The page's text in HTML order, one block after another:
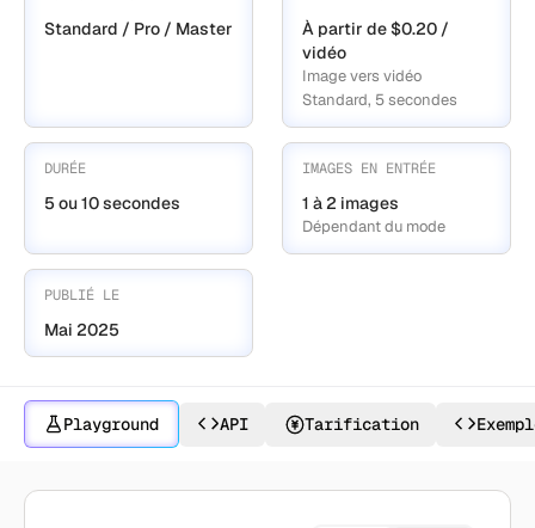
Standard / Pro / Master
À partir de $0.20 /
vidéo
Image vers vidéo
Standard, 5 secondes
DURÉE
5 ou 10 secondes
IMAGES EN ENTRÉE
1 à 2 images
Dépendant du mode
PUBLIÉ LE
Mai 2025
Playground API Tarification
Créer avec Kling 2.1